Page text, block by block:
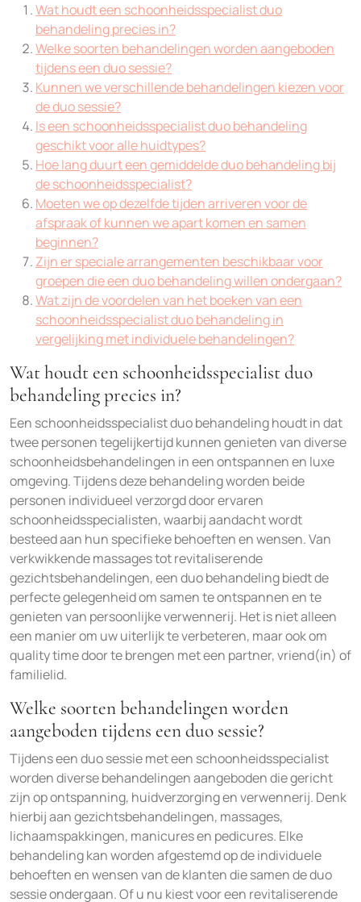
Wat houdt een schoonheidsspecialist duo
behandeling precies in?
Welke soorten behandelingen worden aangeboden
tijdens een duo sessie?
Kunnen we verschillende behandelingen kiezen voor
de duo sessie?
Is een schoonheidsspecialist duo behandeling
geschikt voor alle huidtypes?
Hoe lang duurt een gemiddelde duo behandeling bij
de schoonheidsspecialist?
Moeten we op dezelfde tijden arriveren voor de
afspraak of kunnen we apart komen en samen
beginnen?
Zijn er speciale arrangementen beschikbaar voor
groepen die een duo behandeling willen ondergaan?
Wat zijn de voordelen van het boeken van een
schoonheidsspecialist duo behandeling in
vergelijking met individuele behandelingen?
Wat houdt een schoonheidsspecialist duo
behandeling precies in?
Een schoonheidsspecialist duo behandeling houdt in dat
twee personen tegelijkertijd kunnen genieten van diverse
schoonheidsbehandelingen in een ontspannen en luxe
omgeving. Tijdens deze behandeling worden beide
personen individueel verzorgd door ervaren
schoonheidsspecialisten, waarbij aandacht wordt
besteed aan hun specifieke behoeften en wensen. Van
verkwikkende massages tot revitaliserende
gezichtsbehandelingen, een duo behandeling biedt de
perfecte gelegenheid om samen te ontspannen en te
genieten van persoonlijke verwennerij. Het is niet alleen
een manier om uw uiterlijk te verbeteren, maar ook om
quality time door te brengen met een partner, vriend(in) of
familielid.
Welke soorten behandelingen worden
aangeboden tijdens een duo sessie?
Tijdens een duo sessie met een schoonheidsspecialist
worden diverse behandelingen aangeboden die gericht
zijn op ontspanning, huidverzorging en verwennerij. Denk
hierbij aan gezichtsbehandelingen, massages,
lichaamspakkingen, manicures en pedicures. Elke
behandeling kan worden afgestemd op de individuele
behoeften en wensen van de klanten die samen de duo
sessie ondergaan. Of u nu kiest voor een revitaliserende